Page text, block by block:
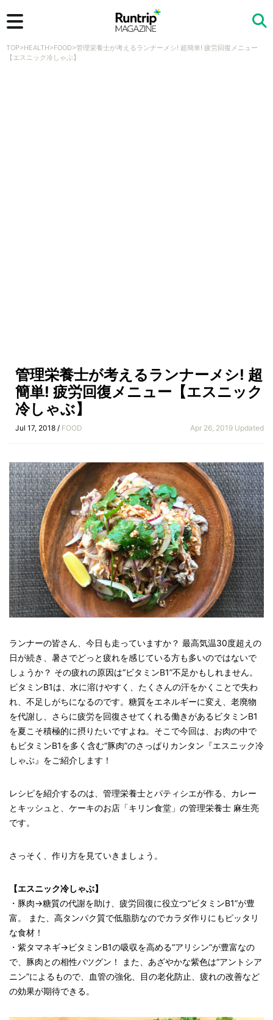
TOP>HEALTH>FOOD>管理栄養士が考えるランナーメシ! 超簡単! 疲労回復メニュー
【エスニック冷しゃぶ】
管理栄養士が考えるランナーメシ! 超
簡単! 疲労回復メニュー【エスニック
冷しゃぶ】
Jul 17, 2018 / FOOD Apr 26, 2019 Updated
ランナーの皆さん、今日も走っていますか？ 最高気温30度超えの
日が続き、暑さでどっと疲れを感じている方も多いのではないで
しょうか？ その疲れの原因は“ビタミンB1”不足かもしれません。
ビタミンB1は、水に溶けやすく、たくさんの汗をかくことで失わ
れ、不足しがちになるのです。糖質をエネルギーに変え、老廃物
を代謝し、さらに疲労を回復させてくれる働きがあるビタミンB1
を夏こそ積極的に摂りたいですよね。そこで今回は、お肉の中で
もビタミンB1を多く含む“豚肉”のさっぱりカンタン『エスニック冷
しゃぶ』をご紹介します！
レシピを紹介するのは、管理栄養士とパティシエが作る、カレー
とキッシュと、ケーキのお店「キリン食堂」の管理栄養士 麻生亮
です。
さっそく、作り方を見ていきましょう。
【エスニック冷しゃぶ】
・豚肉→糖質の代謝を助け、疲労回復に役立つ“ビタミンB1”が豊
富。 また、高タンパク質で低脂肪なのでカラダ作りにもピッタリ
な食材！
・紫タマネギ→ビタミンB1の吸収を高める“アリシン”が豊富なの
で、豚肉との相性バツグン！ また、あざやかな紫色は“アントシア
ニン”によるもので、血管の強化、目の老化防止、疲れの改善など
の効果が期待できる。